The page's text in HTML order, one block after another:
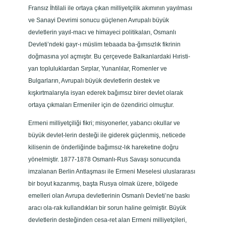
Fransız İhtilali ile ortaya çıkan milliyetçilik akımının yayılması
ve Sanayi Devrimi sonucu güçlenen Avrupalı büyük
devletlerin yayıl-macı ve himayeci politikaları, Osmanlı
Devleti’ndeki gayr-ı müslim tebaada ba-ğımsızlık fikrinin
doğmasına yol açmıştır. Bu çerçevede Balkanlardaki Hıristi-
yan topluluklardan Sırplar, Yunanlılar, Romenler ve
Bulgarların, Avrupalı büyük devletlerin destek ve
kışkırtmalarıyla isyan ederek bağımsız birer devlet olarak
ortaya çıkmaları Ermeniler için de özendirici olmuştur.
Ermeni milliyetçiliği fikri; misyonerler, yabancı okullar ve
büyük devlet-lerin desteği ile giderek güçlenmiş, neticede
kilisenin de önderliğinde bağımsız-lık hareketine doğru
yönelmiştir. 1877-1878 Osmanlı-Rus Savaşı sonucunda
imzalanan Berlin Antlaşması ile Ermeni Meselesi uluslararası
bir boyut kazanmış, başta Rusya olmak üzere, bölgede
emelleri olan Avrupa devletlerinin Osmanlı Devleti’ne baskı
aracı ola-rak kullandıkları bir sorun haline gelmiştir. Büyük
devletlerin desteğinden cesa-ret alan Ermeni milliyetçileri,